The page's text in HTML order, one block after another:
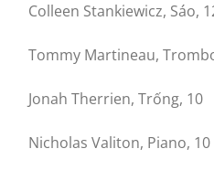
Colleen Stankiewicz, Sáo,
Tommy Martineau,
Jonah Therrien, Trống, 10
Nicholas Valiton, Piano, 10